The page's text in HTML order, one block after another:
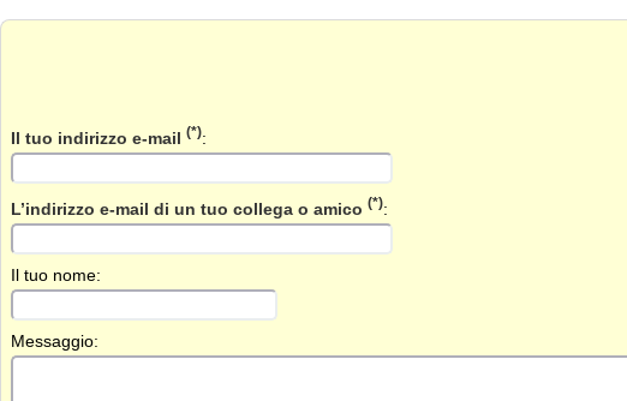
Il tuo indirizzo e-mail (*):
L’indirizzo e-mail di un tuo collega o amico (*):
Il tuo nome:
Messaggio: